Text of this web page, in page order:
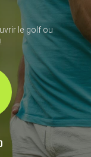
le golf ou